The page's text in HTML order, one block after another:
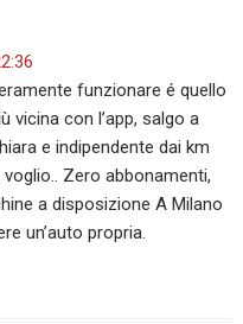
funzionare é quello
vicina con l’app, salgo a
e indipendente dai km
Zero abbonamenti,
a disposizione A Milano
un’auto propria.